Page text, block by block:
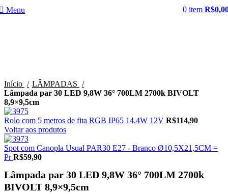
Menu 0 item R$
Início
LÂMPADAS
Lâmpada par 30 LED 9,8W 36° 700LM 2700k BIVOLT
8,9×9,5cm
Rolo com 5 metros de fita RGB IP65 14.4W 12V R$114,90
Voltar aos produtos
Spot com Canopla Usual PAR30 E27 - Branco Ø10,5X21,5CM =
PrR$59,90
Lâmpada par 30 LED 9,8W 36° 700LM 2700k
BIVOLT 8,9×9,5cm